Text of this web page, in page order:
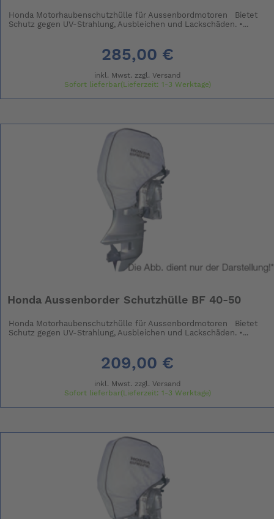
Honda Motorhaubenschutzhülle für Aussenbordmotoren Bietet
Schutz gegen UV-Strahlung, Ausbleichen und Lackschäden. •...
285,00 €
inkl. Mwst. zzgl. Versand
Sofort lieferbar(Lieferzeit: 1-3 Werktage)
Honda Aussenborder Schutzhülle BF 40-50
Honda Motorhaubenschutzhülle für Aussenbordmotoren Bietet
Schutz gegen UV-Strahlung, Ausbleichen und Lackschäden. •...
209,00 €
inkl. Mwst. zzgl. Versand
Sofort lieferbar(Lieferzeit: 1-3 Werktage)